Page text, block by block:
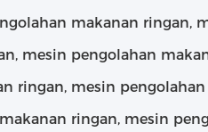
makanan ringan,
mesin pengolahan
ringan, mesin
ringan, mesin